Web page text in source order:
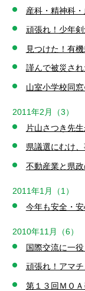
産科・精神科・
頑張れ！少年剣
見つけた！有機
謹んで被災さ
山室小学校同
2011年2月（3）
片山さつき先生
県議選にむけ
不動産業と県
2011年1月（1）
今年も安全・
2010年11月（6）
国際交流に一役
頑張れ！アマチ
第１３回ＭＯ